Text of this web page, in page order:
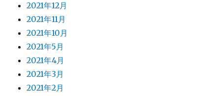
2021年12月
2021年11月
2021年10月
2021年5月
2021年4月
2021年3月
2021年2月